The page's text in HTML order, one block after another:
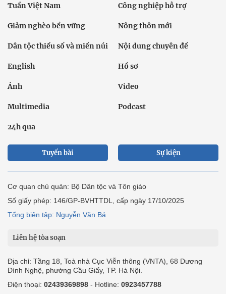
Tuần Việt Nam Công nghiệp hỗ trợ
Giảm nghèo bền vững Nông thôn mới
Dân tộc thiểu số và miền núi Nội dung chuyên đề
English Hồ sơ
Ảnh Video
Multimedia Podcast
24h qua
Tuyến bài Sự kiện
Cơ quan chủ quản: Bộ Dân tộc và Tôn giáo
Số giấy phép: 146/GP-BVHTTDL, cấp ngày 17/10/2025
Tổng biên tập: Nguyễn Văn Bá
Liên hệ tòa soạn
Địa chỉ: Tầng 18, Toà nhà Cục Viễn thông (VNTA), 68 Dương
Đình Nghệ, phường Cầu Giấy, TP. Hà Nội.
Điện thoại: 02439369898 - Hotline: 0923457788